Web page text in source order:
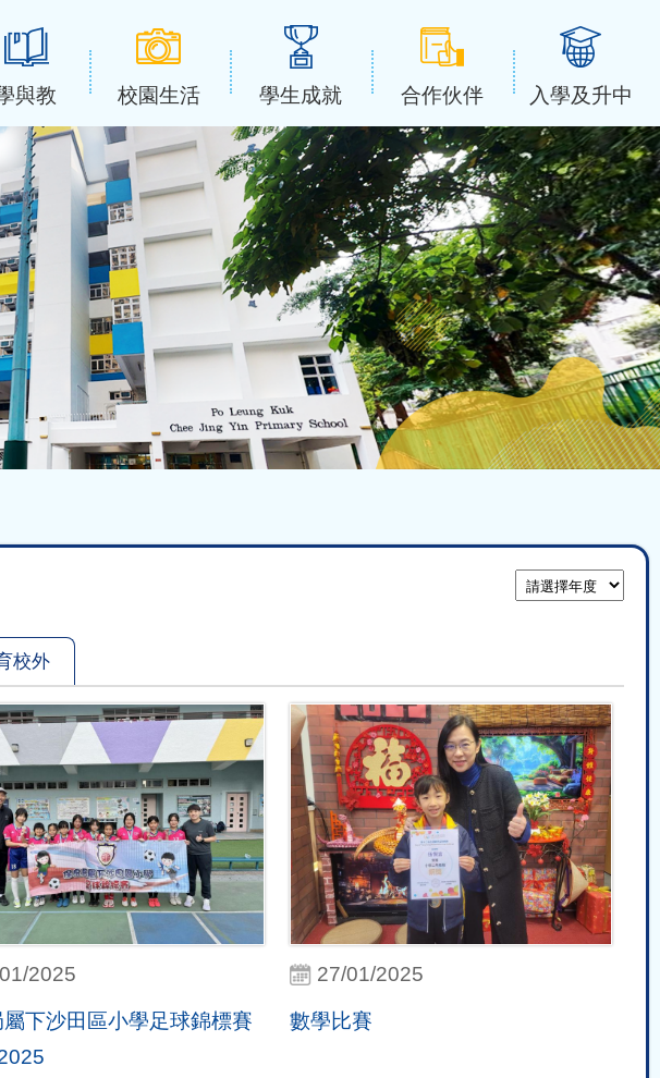
與教 校園生活 學生成就 合作伙伴 入學及升中
校外
2025
下沙田區小學足球錦標賽
27/01/2025
數學比賽